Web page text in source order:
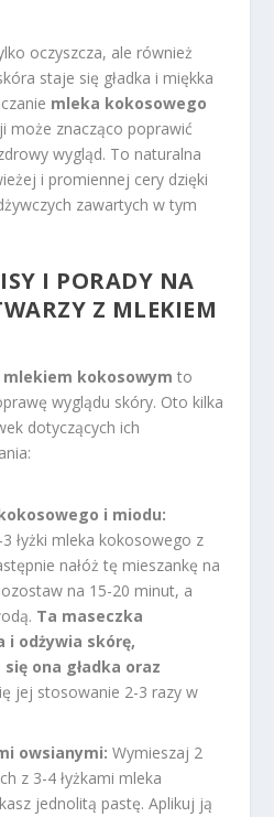
oczyszcza, ale również
staje się gładka i miękka
mleka kokosowego
może znacząco poprawić
wygląd. To naturalna
i promiennej cery dzięki
zawartych w tym
I PORADY NA
Z MLEKIEM
kokosowym to
wyglądu skóry. Oto kilka
dotyczących ich
i miodu:
łyżki mleka kokosowego z
nałóż tę mieszankę na
na 15-20 minut, a
Ta maseczka
i odżywia skórę,
ona gładka oraz
jej stosowanie 2-3 razy w
owsianymi: Wymieszaj 2
z 3-4 łyżkami mleka
jednolitą pastę. Aplikuj ją